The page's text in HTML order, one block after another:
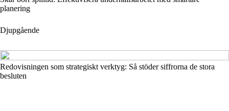
planering
Djupgående
Redovisningen som strategiskt verktyg: Så stöder siffrorna de stora
besluten